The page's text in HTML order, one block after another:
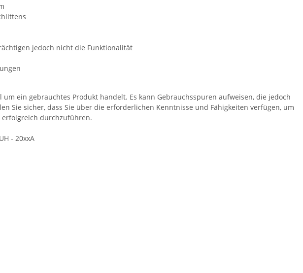
jedoch nicht die Funktionalität
um ein gebrauchtes Produkt handelt. Es kann Gebrauchsspuren aufweisen, die jedoch
Sie sicher, dass Sie über die erforderlichen Kenntnisse und Fähigkeiten verfügen, um
erfolgreich durchzuführen.
- 20xxA